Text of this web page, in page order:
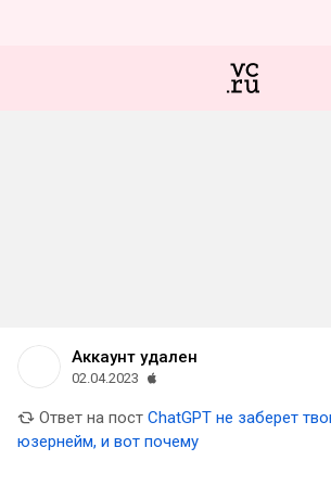
Аккаунт удален
02.04.2023
Ответ на пост ChatGPT не заберет
юзернейм, и вот почему